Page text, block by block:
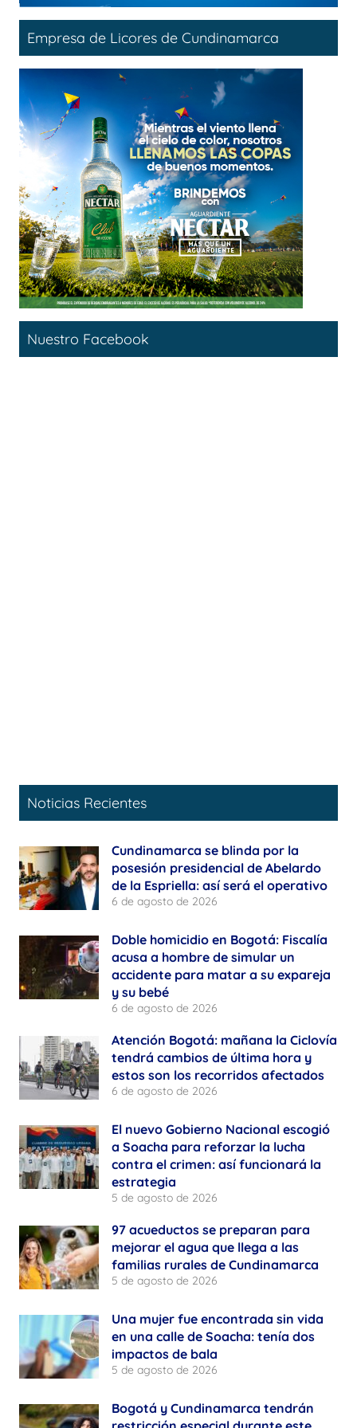
Empresa de Licores de Cundinamarca
Nuestro Facebook
Noticias Recientes
Cundinamarca se blinda por la
posesión presidencial de Abelardo
de la Espriella: así será el operativo
6 de agosto de 2026
Doble homicidio en Bogotá: Fiscalía
acusa a hombre de simular un
accidente para matar a su expareja
y su bebé
6 de agosto de 2026
Atención Bogotá: mañana la Ciclovía
tendrá cambios de última hora y
estos son los recorridos afectados
6 de agosto de 2026
El nuevo Gobierno Nacional escogió
a Soacha para reforzar la lucha
contra el crimen: así funcionará la
estrategia
5 de agosto de 2026
97 acueductos se preparan para
mejorar el agua que llega a las
familias rurales de Cundinamarca
5 de agosto de 2026
Una mujer fue encontrada sin vida
en una calle de Soacha: tenía dos
impactos de bala
5 de agosto de 2026
Bogotá y Cundinamarca tendrán